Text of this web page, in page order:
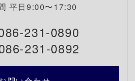
平日9:00〜17:30
231-0890
231-0892